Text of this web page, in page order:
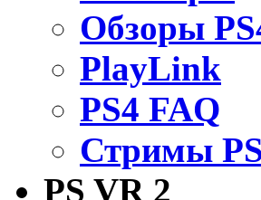
Обзоры
PlayLink
PS4 FAQ
Стримы
PS VR 2